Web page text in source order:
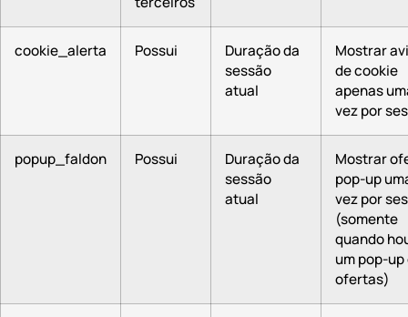
cookie_alerta Possui
Duração da
sessão
atual
Mostrar
de cookie
apenas
vez por
popup_faldon Possui
Duração da
sessão
atual
Mostrar
pop-up
vez por
(somente
quando
um pop-up
ofertas)